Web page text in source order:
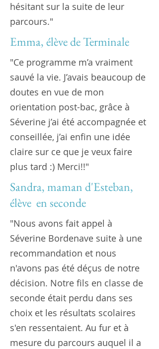
hésitant sur la suite de leur
parcours."
Emma, élève de Terminale
"Ce programme m’a vraiment
sauvé la vie. J’avais beaucoup de
doutes en vue de mon
orientation post-bac, grâce à
Séverine j’ai été accompagnée et
conseillée, j’ai enfin une idée
claire sur ce que je veux faire
plus tard :) Merci!!"
Sandra, maman d'Esteban,
élève en seconde
"Nous avons fait appel à
Séverine Bordenave suite à une
recommandation et nous
n'avons pas été déçus de notre
décision. Notre fils en classe de
seconde était perdu dans ses
choix et les résultats scolaires
s'en ressentaient. Au fur et à
mesure du parcours auquel il a